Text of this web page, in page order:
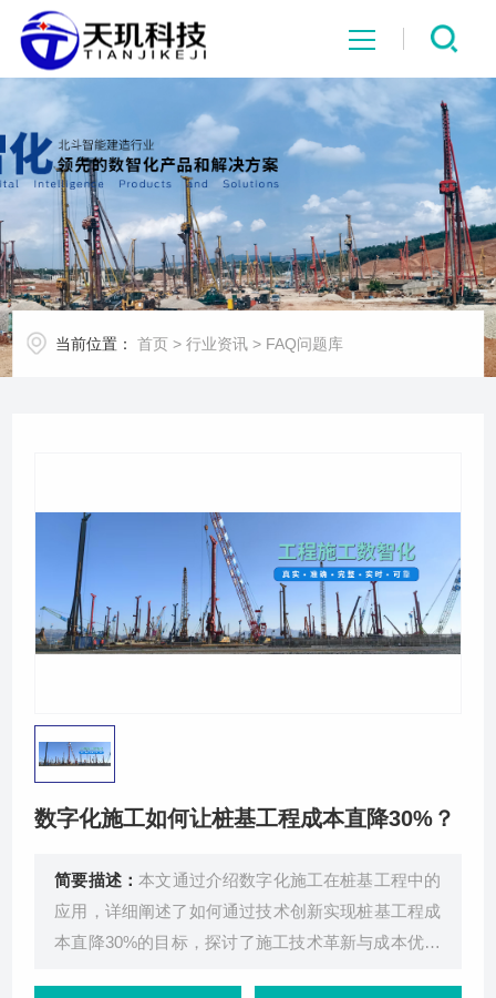
网站首页
系统中心
解决方案
项目案例
关于我们
当前位置： 首页 >行业资讯 > FAQ问题库
数字化施工如何让桩基工程成本直降30%？
简要描述：本文通过介绍数字化施工在桩基工程中的
应用，详细阐述了如何通过技术创新实现桩基工程成
本直降30%的目标，探讨了施工技术革新与成本优化